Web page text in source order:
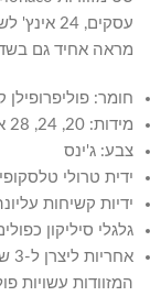
מראה אחיד גם
חומר:
מידות: 20, 24, 28 אינץ'
צבע: ג'ינס
ידית טרולי
ידיות קשיחות
גלגלי סיליקון כפולים
אחריות ליצרן ל-3 שנים
המזוודות עשויות